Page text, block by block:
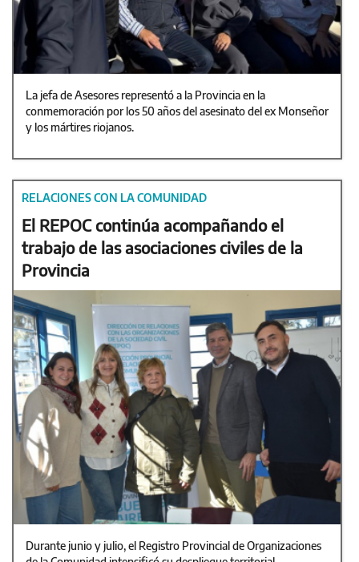
La jefa de Asesores representó a la Provincia en la
conmemoración por los 50 años del asesinato del ex Monseñor
y los mártires riojanos.
RELACIONES CON LA COMUNIDAD
El REPOC continúa acompañando el
trabajo de las asociaciones civiles de la
Provincia
Durante junio y julio, el Registro Provincial de Organizaciones